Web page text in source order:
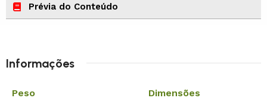
Prévia do Conteúdo
Informações
Peso Dimensões